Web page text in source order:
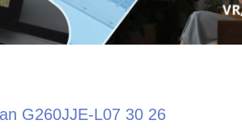
G260JJE-L07 30 26